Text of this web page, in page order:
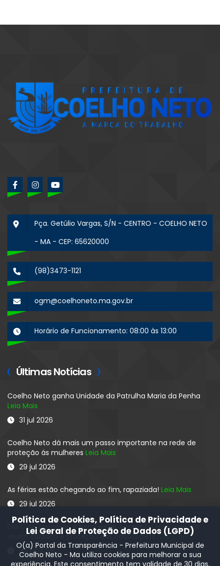
Pça. Getúlio Vargas, S/N - CENTRO - COELHO NETO
- MA - CEP: 65620000
(98)3473-1121
ogm@coelhoneto.ma.gov.br
Horário de Funcionamento: 08:00 às 13:00
Últimas Notícias
Coelho Neto ganha Unidade da Patrulha Maria da Penha
Leia Mais
31 jul 2026
Coelho Neto dá mais um passo importante na rede de
proteção ás mulheres Leia Mais
29 jul 2026
As férias estão chegando ao fim, rapaziada! Leia Mais
29 jul 2026
Dia D de Zoonoses e bem-estar Animal foi marcado por
muito cuidado e proteção aos nossos petsLeia Mais
20 jul 2026
Política de Cookies, Política de Privacidade e
Lei Geral de Proteção de Dados (LGPD)
O(a) Portal da Transparência - Prefeitura Municipal de
Coelho Neto - Ma utiliza cookies para melhorar a sua
experiência. Este consentimento tem validade de 30 dias,